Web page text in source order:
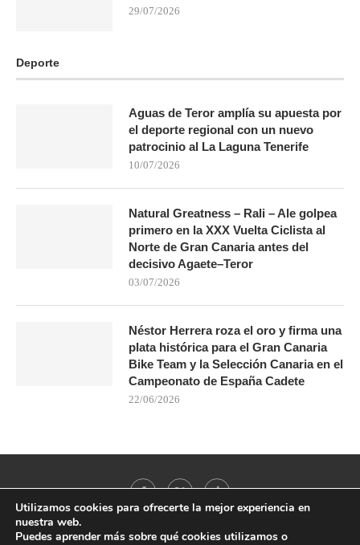
29/07/2026
Deporte
Aguas de Teror amplía su apuesta por
el deporte regional con un nuevo
patrocinio al La Laguna Tenerife
10/07/2026
Natural Greatness – Rali – Ale golpea
primero en la XXX Vuelta Ciclista al
Norte de Gran Canaria antes del
decisivo Agaete–Teror
03/07/2026
Néstor Herrera roza el oro y firma una
plata histórica para el Gran Canaria
Bike Team y la Selección Canaria en el
Campeonato de España Cadete
22/06/2026
Utilizamos cookies para ofrecerte la mejor experiencia en
nuestra web.
Puedes aprender más sobre qué cookies utilizamos o